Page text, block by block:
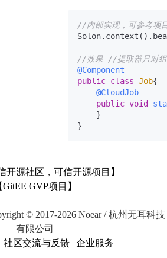
//内部实现，可参考项
//效果 //提取器只对组
@Component
public class Job{
@CloudJob
public void
    }
开源社区，可信开源项目】
GitEE GVP项目】
© 2017-2026 Noear / 杭州无耳科技
有限公司
社区交流与反馈| 企业服务